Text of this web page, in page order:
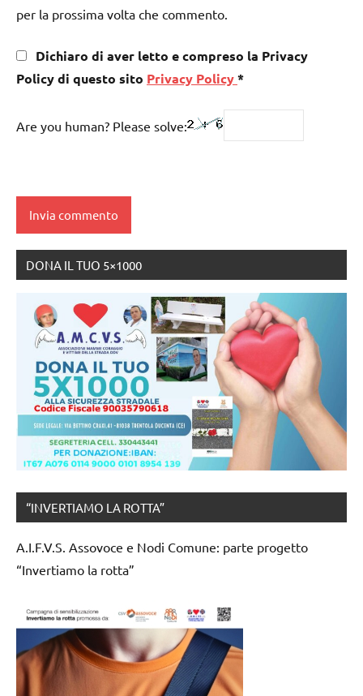
per la prossima volta che commento.
Dichiaro di aver letto e compreso la Privacy
Policy di questo sito Privacy Policy*
Are you human? Please solve:
DONA IL TUO 5×1000
“INVERTIAMO LA ROTTA”
A.I.F.V.S. Assovoce e Nodi Comune: parte progetto
“Invertiamo la rotta”